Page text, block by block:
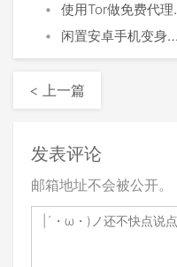
• 使用Tor做免费代理池
• 闲置安卓手机变身无线路由器
< 上一篇
发表评论
邮箱地址不会被公开。